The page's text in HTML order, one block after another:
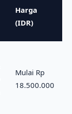
Harga
(IDR)
Mulai Rp
18.500.000